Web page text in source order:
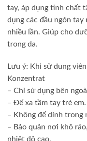
tay, áp dụng tinh chất
dụng các đầu ngón tay
nhiều lần. Giúp cho
trong da.
Lưu ý: Khi sử dung
Konzentrat
– Chỉ sử dụng bên
– Để xa tầm tay trẻ em.
– Không để dính trong
– Bảo quản nơi khô
nhiệt độ cao.